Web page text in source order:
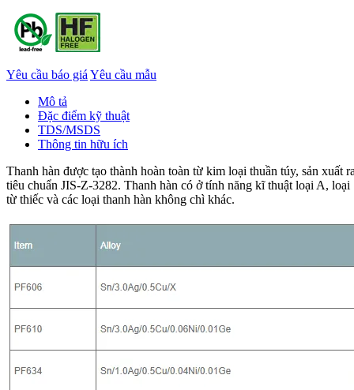
Yêu cầu báo giá Yêu cầu mẫu
Mô tả
Đặc điểm kỹ thuật
TDS/MSDS
Thông tin hữu ích
Thanh hàn được tạo thành hoàn toàn từ kim loại thuần túy, sản xuất
tiêu chuẩn JIS-Z-3282. Thanh hàn có ở tính năng kĩ thuật loại A,
từ thiếc và các loại thanh hàn không chì khác.